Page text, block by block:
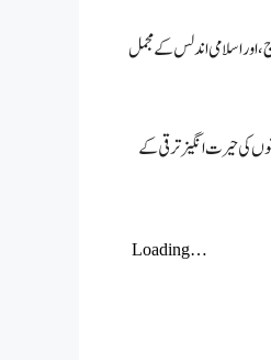
اور اسلامی اندلس کے مجمل
کی حیرت انگیز ترقی کے